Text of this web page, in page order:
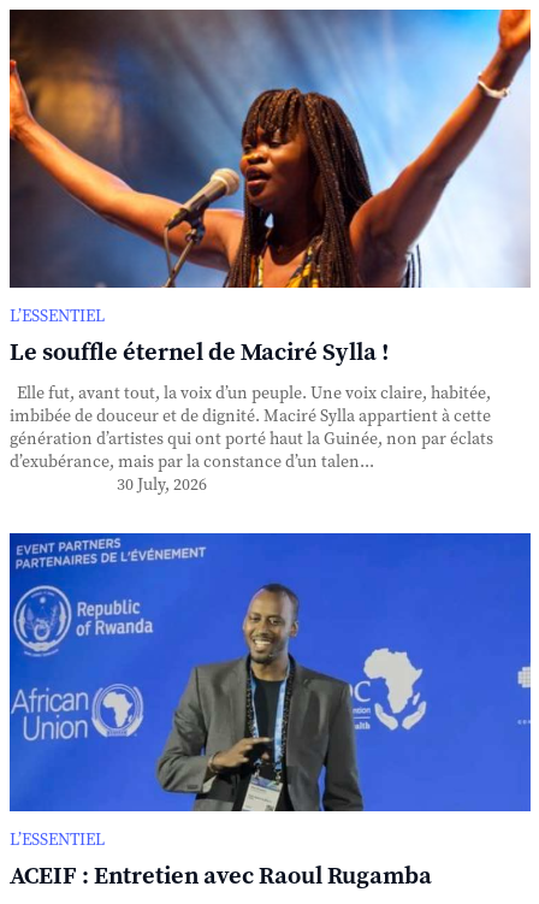
L’ESSENTIEL
Le souffle éternel de Maciré Sylla !
Elle fut, avant tout, la voix d’un peuple. Une voix claire, habitée,
imbibée de douceur et de dignité. Maciré Sylla appartient à cette
génération d’artistes qui ont porté haut la Guinée, non par éclats
d’exubérance, mais par la constance d’un talen...
30 July, 2026
L’ESSENTIEL
ACEIF : Entretien avec Raoul Rugamba